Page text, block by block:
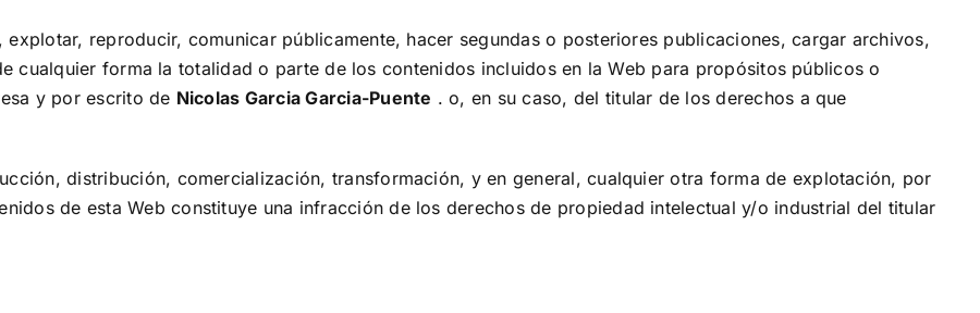
reproducir, comunicar públicamente, hacer segundas o posteriores publicaciones, cargar archivos,
cualquier forma la totalidad o parte de los contenidos incluidos en la Web para propósitos públicos o
y por escrito de Nicolas Garcia Garcia-Puente . o, en su caso, del titular de los derechos a que
distribución, comercialización, transformación, y en general, cualquier otra forma de explotación, por
de esta Web constituye una infracción de los derechos de propiedad intelectual y/o industrial del titular